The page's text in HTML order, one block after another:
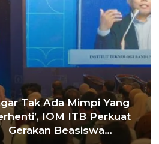
Tak Ada Mimpi Yang
IOM ITB Perkuat
Gerakan Beasiswa…